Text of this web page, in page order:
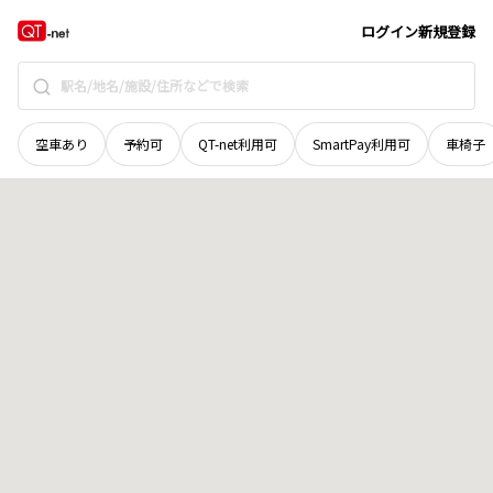
ログイン新規登録
空車あり 予約可 QT-net利用可 SmartPay利用可 車椅子
秋田県